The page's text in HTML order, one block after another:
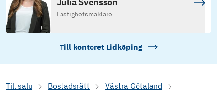
Julia Svensson
Fastighetsmäklare
Till kontoret Lidköping
Till salu Bostadsrätt
Västra Götaland